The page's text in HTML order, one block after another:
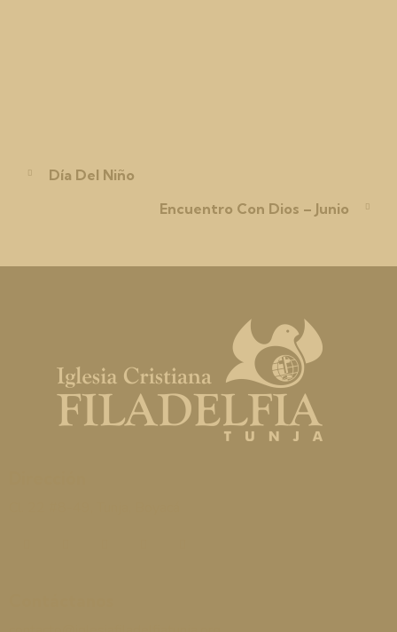
Día Del Niño
Encuentro Con Dios – Junio